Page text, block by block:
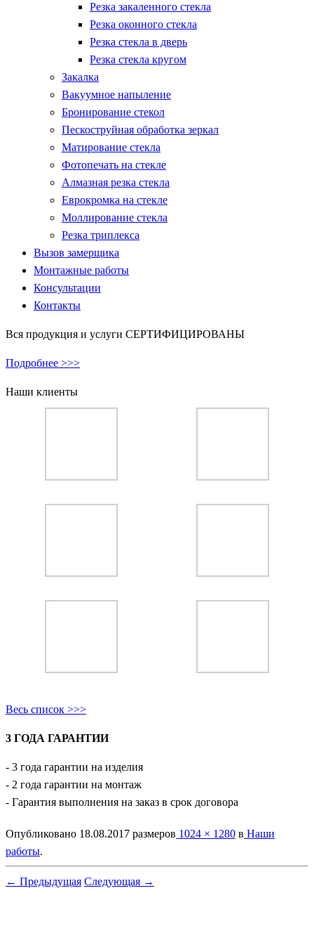
Резка закаленного стекла
Резка оконного стекла
Резка стекла в дверь
Резка стекла кругом
Закалка
Вакуумное напыление
Бронирование стекол
Пескоструйная обработка зеркал
Матирование стекла
Фотопечать на стекле
Алмазная резка стекла
Еврокромка на стекле
Моллирование стекла
Резка триплекса
Вызов замерщика
Монтажные работы
Консультации
Контакты
Вся продукция и услуги СЕРТИФИЦИРОВАНЫ
Подробнее >>>
Наши клиенты
Весь список >>>
3 ГОДА ГАРАНТИИ
- 3 года гарантии на изделия
- 2 года гарантии на монтаж
- Гарантия выполнения на заказ в срок договора
Опубликовано 18.08.2017 размеров 1024 × 1280 в Наши
работы.
← Предыдущая Следующая →